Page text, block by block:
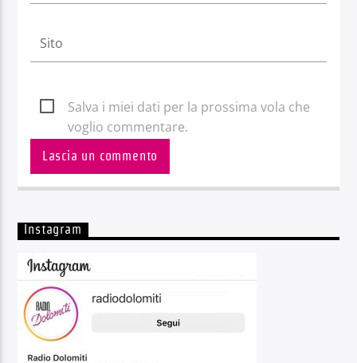
Salva i miei dati per la prossima vola che
voglio commentare.
Instagram